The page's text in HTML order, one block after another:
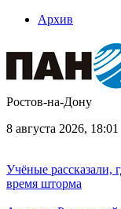
Архив
Ростов-на-Дону
8 августа 2026, 18:01
Учёные рассказали,
время шторма